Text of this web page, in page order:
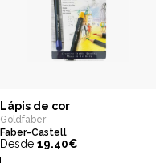
Lápis de cor
Goldfaber
Faber-Castell
Desde 19.40€